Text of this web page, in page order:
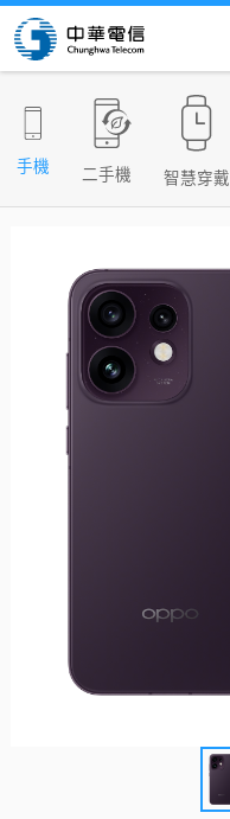
資費合約
帳單繳費
手機 二手機 智慧穿戴